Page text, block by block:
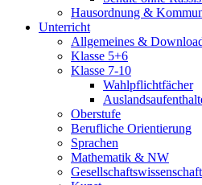
Hausordnung &
Unterricht
Allgemeines &
Klasse 5+6
Klasse 7-10
Wahlpflichtfächer
Oberstufe
Berufliche Orientierung
Sprachen
Mathematik & NW